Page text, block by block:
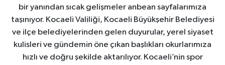
bir yanından sıcak gelişmeler anbean sayfalarımıza
taşınıyor. Kocaeli Valiliği, Kocaeli Büyükşehir Belediyesi
ve ilçe belediyelerinden gelen duyurular, yerel siyaset
kulisleri ve gündemin öne çıkan başlıkları okurlarımıza
hızlı ve doğru şekilde aktarılıyor. Kocaeli’nin spor